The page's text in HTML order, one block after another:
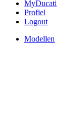
MyDucati
Profiel
Logout
Modellen